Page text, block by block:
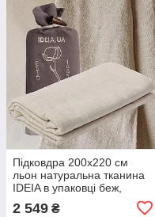
Підковдра 200x220 см
льон натуральна тканина
IDEIA в упаковці беж,
2 549 ₴